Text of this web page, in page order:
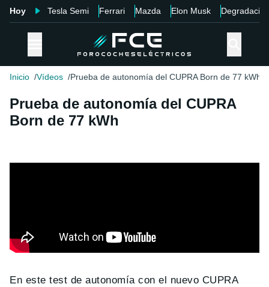
Hoy Tesla Semi Ferrari Mazda Elon Musk Degradación
Inicio Vídeos Prueba de autonomía del CUPRA Born de 77 kWh
Prueba de autonomía del CUPRA
Born de 77 kWh
En este test de autonomía con el nuevo CUPRA